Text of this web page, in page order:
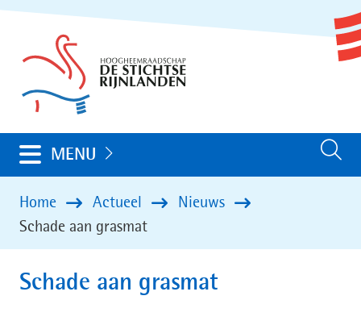
MENU Uitklappen Zoeken
Home Actueel
Nieuws
Schade aan grasmat
Schade aan grasmat